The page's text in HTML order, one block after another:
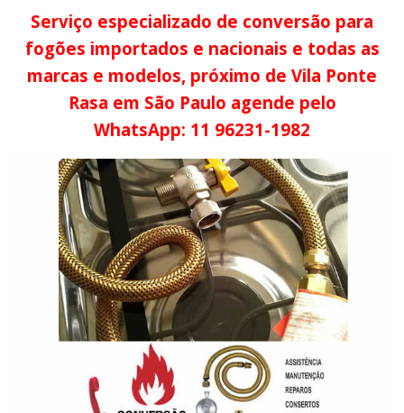
Serviço especializado de conversão para
fogões importados e nacionais e todas as
marcas e modelos, próximo de Vila Ponte
Rasa em São Paulo agende pelo
WhatsApp: 11 96231-1982